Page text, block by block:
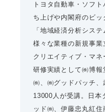
トヨタ自動車・ソフ
ち上げや内閣府のビ
「地域経済分析シス
様々な業種の新規事
クリエイティブ・マ
研修実績として㈱博
㈱、㈱グッドパッチ
13000人が受講。日本
ッド㈱、伊藤忠丸紅